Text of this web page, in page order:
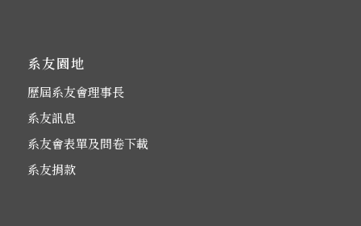
系友園地
歷屆系友會理事長
系友訊息
系友會表單及問卷下載
系友捐款